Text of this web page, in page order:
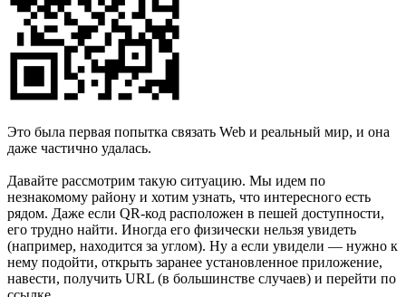
Это была первая попытка связать Web и реальный мир, и она
даже частично удалась.
Давайте рассмотрим такую ситуацию. Мы идем по
незнакомому району и хотим узнать, что интересного есть
рядом. Даже если QR-код расположен в пешей доступности,
его трудно найти. Иногда его физически нельзя увидеть
(например, находится за углом). Ну а если увидели — нужно к
нему подойти, открыть заранее установленное приложение,
навести, получить URL (в большинстве случаев) и перейти по